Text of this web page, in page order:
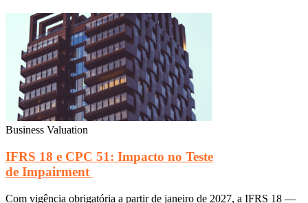
Business Valuation
IFRS 18 e CPC 51: Impacto no Teste
de Impairment
Com vigência obrigatória a partir de janeiro de 2027, a IFRS 18 —